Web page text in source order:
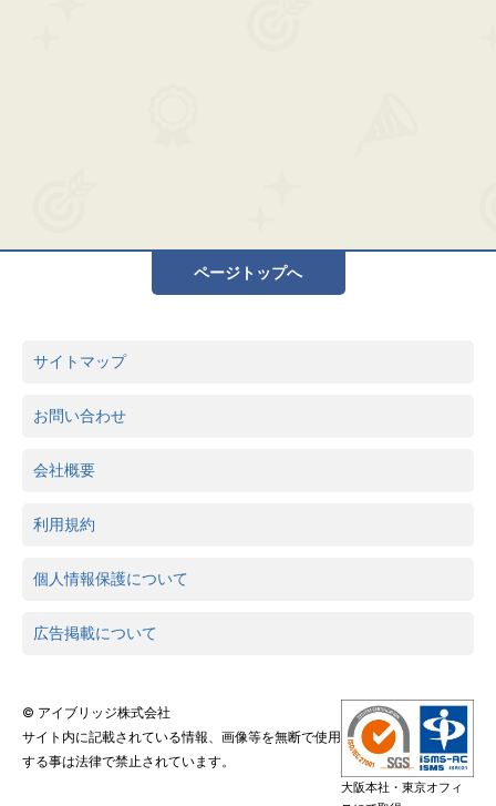
ページトップへ
サイトマップ
お問い合わせ
会社概要
利用規約
個人情報保護について
広告掲載について
© アイブリッジ株式会社
サイト内に記載されている情報、画像等を無断で使用
する事は法律で禁止されています。
大阪本社・東京オフィ